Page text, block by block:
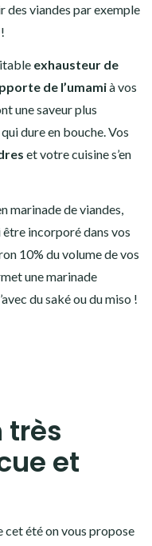
des viandes par exemple
exhausteur de
de l’umamià vos
une saveur plus
dure en bouche. Vos
et votre cuisine s’en
marinade de viandes,
incorporé dans vos
10% du volume de vos
une marinade
du saké ou du miso !
très
et
cet été on vous propose